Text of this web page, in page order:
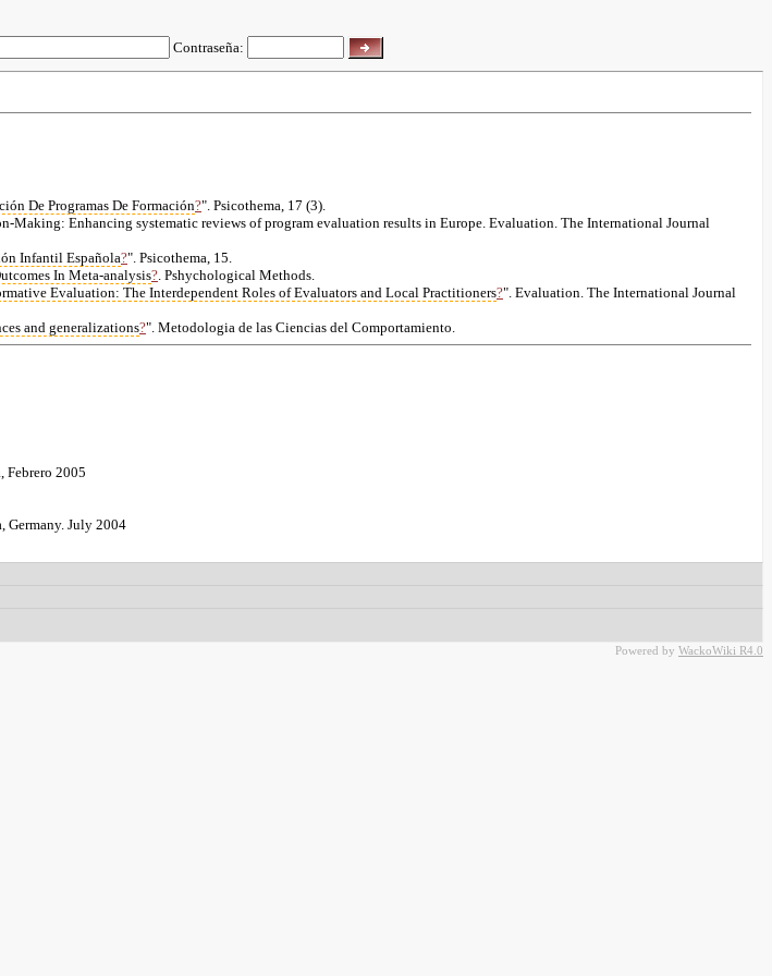
Contraseña:
De Programas De Formación?". Psicothema, 17 (3).
Making: Enhancing systematic reviews of program evaluation results in Europe. Evaluation. The International Journal
Infantil Española?". Psicothema, 15.
In Meta-analysis?. Pshychological Methods.
Evaluation: The Interdependent Roles of Evaluators and Local Practitioners?". Evaluation. The International Journal
and generalizations?". Metodologia de las Ciencias del Comportamiento.
Febrero 2005
Germany. July 2004
Powered by WackoWiki R4.0